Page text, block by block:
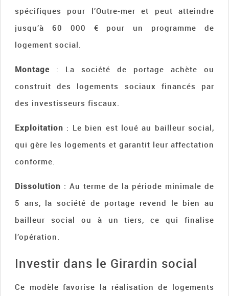
spécifiques pour l’Outre-mer et peut atteindre
jusqu’à 60 000 € pour un programme de
logement social.
Montage : La société de portage achète ou
construit des logements sociaux financés par
des investisseurs fiscaux.
Exploitation : Le bien est loué au bailleur social,
qui gère les logements et garantit leur affectation
conforme.
Dissolution : Au terme de la période minimale de
5 ans, la société de portage revend le bien au
bailleur social ou à un tiers, ce qui finalise
l’opération.
Investir dans le Girardin social
Ce modèle favorise la réalisation de logements